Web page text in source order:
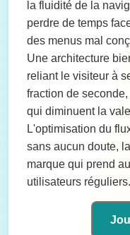
la fluidité de la
perdre de temps
des menus mal
Une architecture
reliant le visiteur à
fraction de
qui diminuent la
L'optimisation du
sans aucun doute,
marque qui prend
utilisateurs réguliers.